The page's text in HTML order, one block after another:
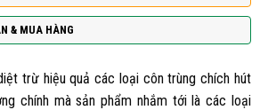
& MUA HÀNG
trừ hiệu quả các loại côn trùng chích hút
chính mà sản phẩm nhắm tới là các loại